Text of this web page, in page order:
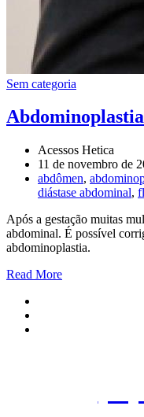
Sem categoria
Acessos Hetica
11 de novembro de
abdômen,
diástase abdominal,
Após a gestação muitas
abdominal. É possível
abdominoplastia.
Read More